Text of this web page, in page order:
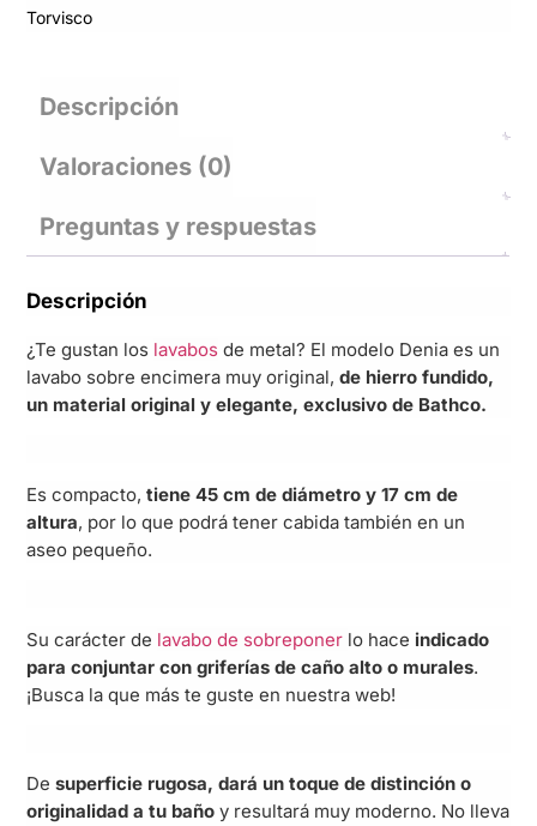
Torvisco
Descripción
Valoraciones (0)
Preguntas y respuestas
Descripción
¿Te gustan los lavabos de metal? El modelo Denia es un
lavabo sobre encimera muy original,de hierro fundido,
un material original y elegante, exclusivo de Bathco.
Es compacto,tiene 45 cm de diámetro y 17 cm de
altura, por lo que podrá tener cabida también en un
aseo pequeño.
Su carácter de lavabo de sobreponer lo hace indicado
para conjuntar con griferías de caño alto o murales.
¡Busca la que más te guste en nuestra web!
Desuperficie rugosa, dará un toque de distinción o
originalidad a tu baño y resultará muy moderno. No lleva